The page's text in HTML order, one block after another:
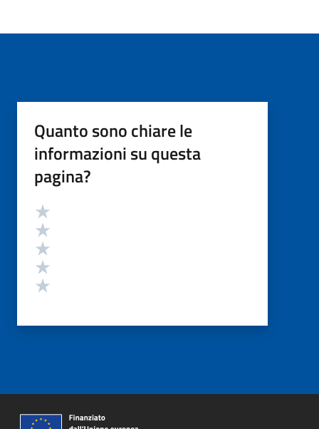
Quanto sono chiare le
informazioni su questa
pagina?
Valutazione